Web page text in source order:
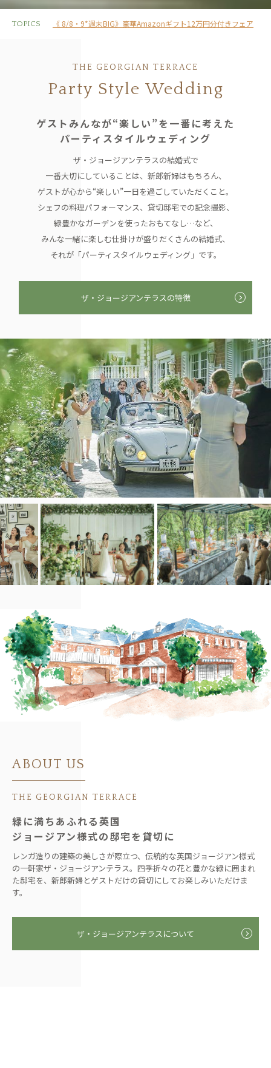
TOPICS 《 8/8・9*週末BIG》豪華Amazonギフト12万円分付きフェア
THE GEORGIAN TERRACE
Party Style Wedding
ゲストみんなが“楽しい”を一番に考えた
パーティスタイルウェディング
ザ・ジョージアンテラスの結婚式で
一番大切にしていることは、 新郎新婦はもちろん、
ゲストが心から“楽しい”一日を過ごしていただくこと。
シェフの料理パフォーマンス、貸切邸宅での記念撮影、
緑豊かなガーデンを使ったおもてなし…など、
みんな一緒に楽しむ仕掛けが盛りだくさんの結婚式、
それが「パーティスタイルウェディング」です。
ザ・ジョージアンテラスの特徴
ABOUT US
THE GEORGIAN TERRACE
緑に満ちあふれる英国
ジョージアン様式の邸宅を貸切に
レンガ造りの建築の美しさが際立つ、伝統的な英国ジョージアン様式
の一軒家ザ・ジョージアンテラス。四季折々の花と豊かな緑に囲まれ
た邸宅を、新郎新婦とゲストだけの貸切にしてお楽しみいただけま
す。
ザ・ジョージアンテラスについて